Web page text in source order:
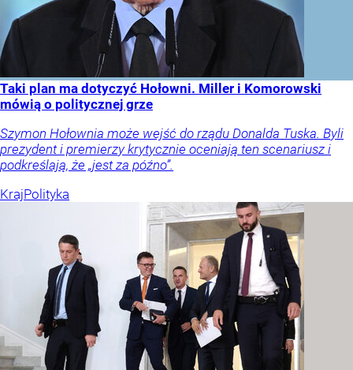
Taki plan ma dotyczyć Hołowni. Miller i Komorowski
mówią o politycznej grze
Szymon Hołownia może wejść do rządu Donalda Tuska. Byli
prezydent i premierzy krytycznie oceniają ten scenariusz i
podkreślają, że „jest za późno”.
KrajPolityka